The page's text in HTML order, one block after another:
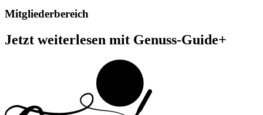
Mitgliederbereich
Jetzt weiterlesen mit Genuss-Guide+